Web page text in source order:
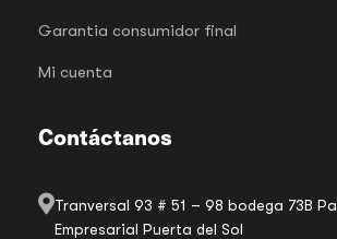
Garantia consumidor final
Mi cuenta
Contáctanos
Tranversal 93 # 51 – 98 bodega 73B
Empresarial Puerta del Sol